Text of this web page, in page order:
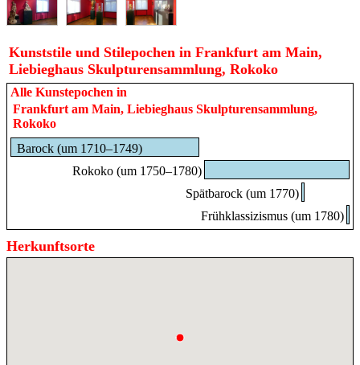
Kunststile und Stilepochen in Frankfurt am Main,
Liebieghaus Skulpturensammlung, Rokoko
Alle Kunstepochen in
Frankfurt am Main, Liebieghaus Skulpturensammlung,
Rokoko
Barock (um 1710–1749)
Rokoko (um 1750–1780)
Spätbarock (um 1770)
Frühklassizismus (um 1780)
Herkunftsorte